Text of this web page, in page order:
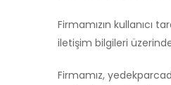
Firmamızın
iletişim bilgileri
Firmamız,